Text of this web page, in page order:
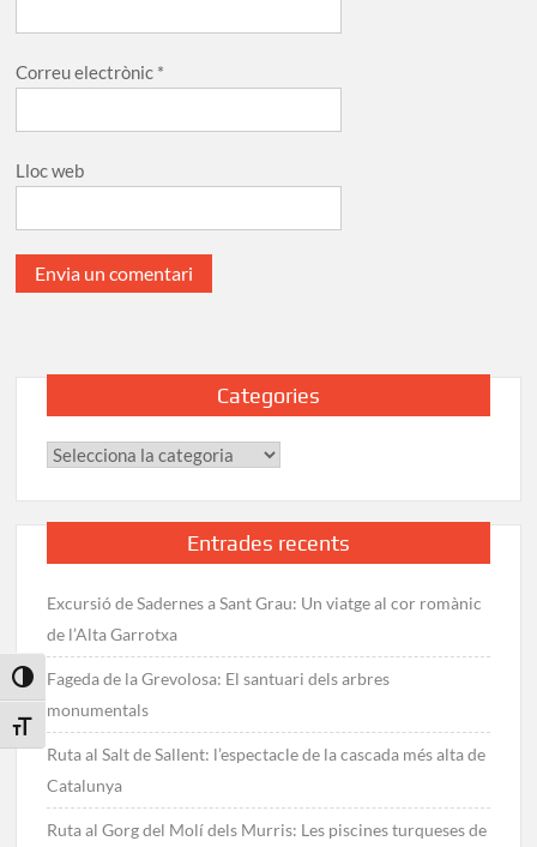
Toggle High Contrast
Toggle Font size
Correu electrònic *
Lloc web
Categories
Categories
Entrades recents
Excursió de Sadernes a Sant Grau: Un viatge al cor romànic
de l’Alta Garrotxa
Fageda de la Grevolosa: El santuari dels arbres
monumentals
Ruta al Salt de Sallent: l’espectacle de la cascada més alta de
Catalunya
Ruta al Gorg del Molí dels Murris: Les piscines turqueses de